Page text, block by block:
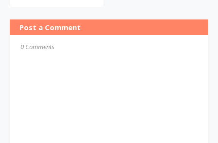
Post a Comment
0 Comments